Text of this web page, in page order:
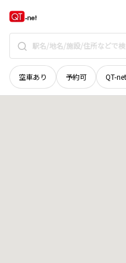
空車あり 予約可 QT-
北海道